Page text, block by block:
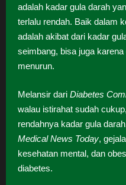
adalah kadar gula darah
terlalu rendah. Baik dalam
adalah akibat dari kadar
seimbang, bisa juga
menurun.
Melansir dari Diabetes
walau istirahat sudah
rendahnya kadar gula
Medical News Today,
kesehatan mental, dan
diabetes.